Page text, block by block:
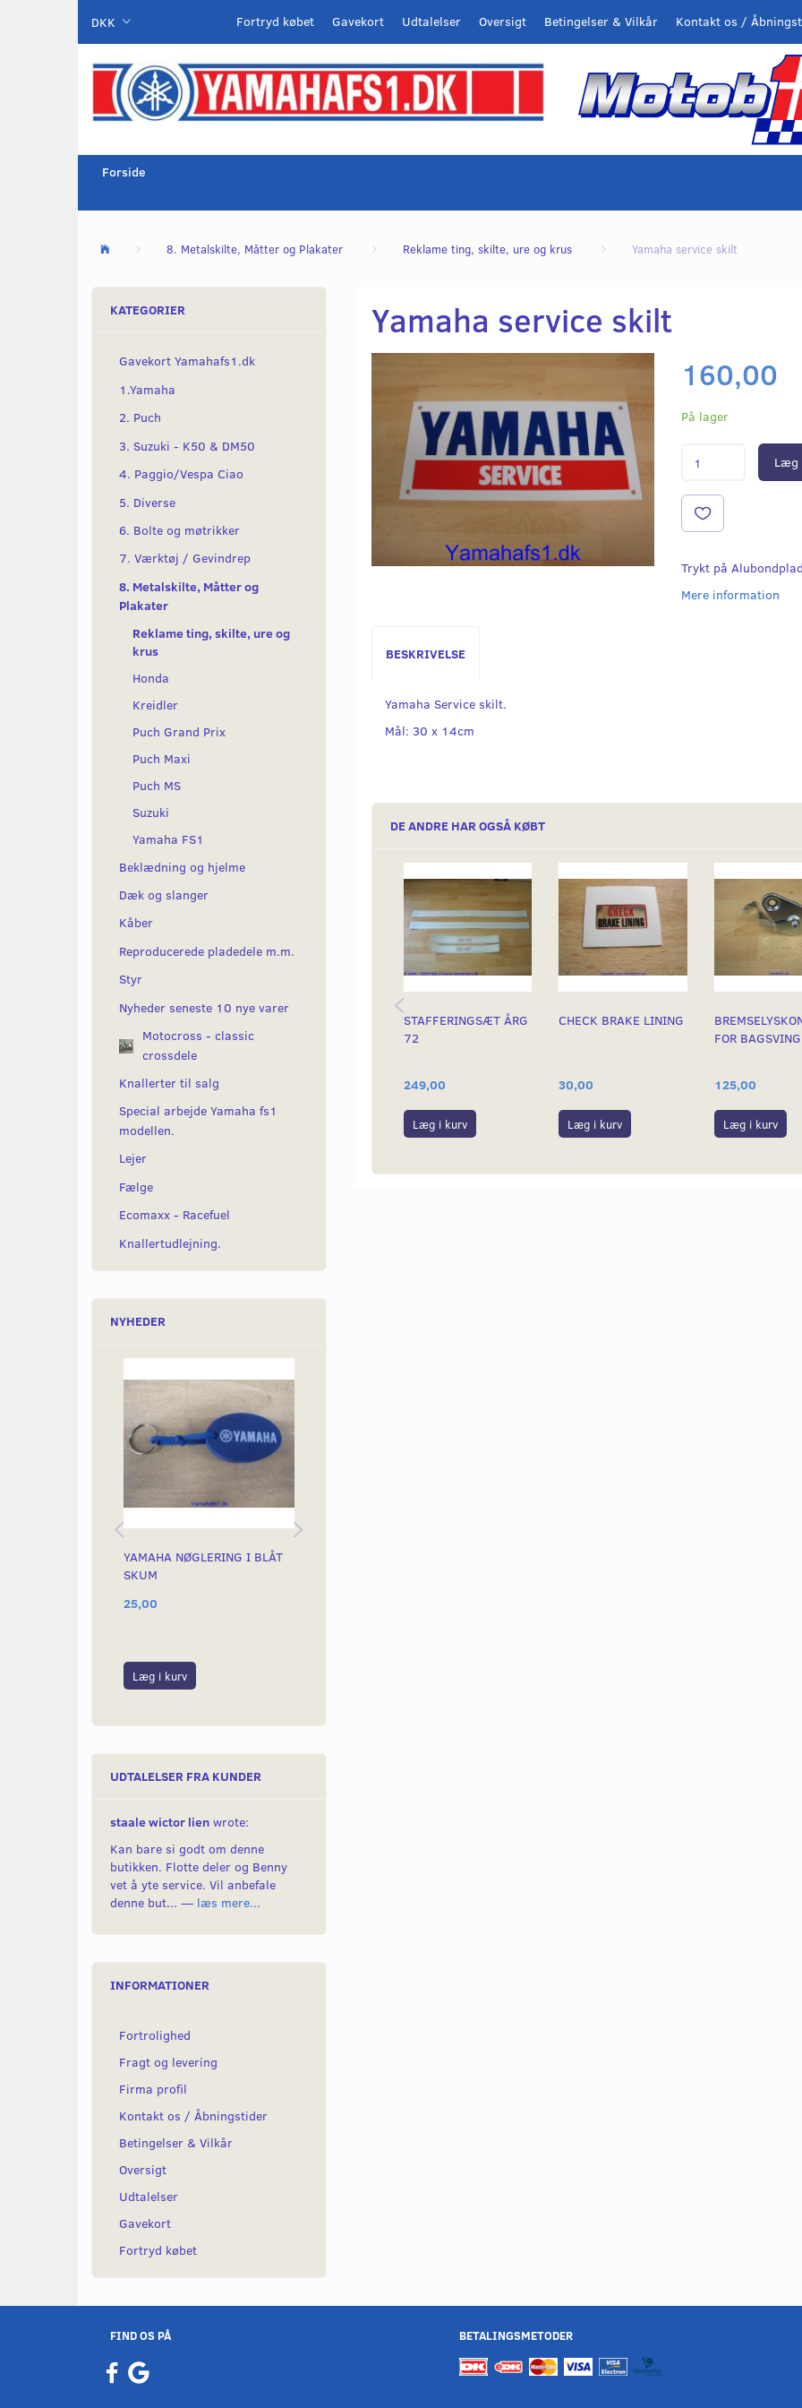
DKK Kontakt os /
Betingelser & Vilkår
Oversigt
Udtalelser
Gavekort
Fortryd købet
Forside
8. Metalskilte, Måtter og Plakater Reklame ting, skilte, ure og krus Yamaha service skilt
KATEGORIER
Gavekort Yamahafs1.dk
1.Yamaha
2. Puch
3. Suzuki - K50 & DM50
4. Paggio/Vespa Ciao
5. Diverse
6. Bolte og møtrikker
7. Værktøj / Gevindrep
8. Metalskilte, Måtter og
Plakater
Reklame ting, skilte, ure og
krus
Honda
Kreidler
Puch Grand Prix
Puch Maxi
Puch MS
Suzuki
Yamaha FS1
Beklædning og hjelme
Dæk og slanger
Kåber
Reproducerede pladedele m.m.
Styr
Nyheder seneste 10 nye varer
Motocross - classic
crossdele
Knallerter til salg
Special arbejde Yamaha fs1
modellen.
Lejer
Fælge
Ecomaxx - Racefuel
Knallertudlejning.
NYHEDER
YAMAHA NØGLERING I BLÅT
SKUM
25,00
Læg i kurv
UDTALELSER FRA KUNDER
staale wictor lien wrote:
Kan bare si godt om denne
butikken. Flotte deler og Benny
vet å yte service. Vil anbefale
denne but... — læs mere...
INFORMATIONER
Fortrolighed
Fragt og levering
Firma profil
Kontakt os / Åbningstider
Betingelser & Vilkår
Oversigt
Udtalelser
Gavekort
Fortryd købet
Yamaha service skilt
160,00
På lager
Læg
Trykt på
Mere information
BESKRIVELSE
Yamaha Service skilt.
Mål: 30 x 14cm
DE ANDRE HAR OGSÅ KØBT
STAFFERINGSÆT ÅRG
72
249,00
Læg i kurv
CHECK BRAKE LINING
30,00
Læg i kurv
FOR
125,00
Læg i kurv
FIND OS PÅ BETALINGSMETODER